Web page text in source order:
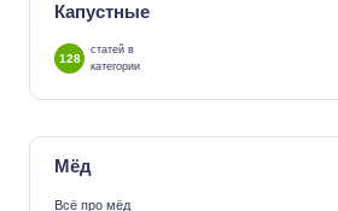
Капустные
128
статей в
категории
Мёд
Всё про мёд